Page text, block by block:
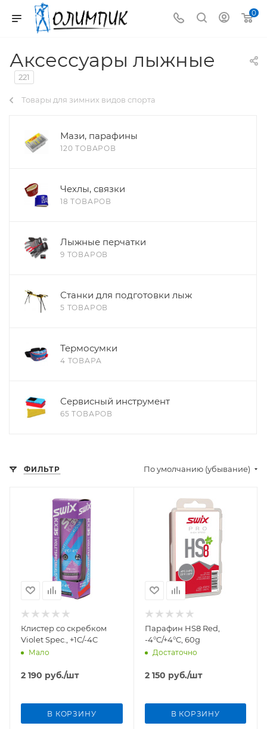
0
Аксессуары лыжные
221
Товары для зимних видов спорта
Мази, парафины
120 ТОВАРОВ
Чехлы, связки
18 ТОВАРОВ
Лыжные перчатки
9 ТОВАРОВ
Станки для подготовки лыж
5 ТОВАРОВ
Термосумки
4 ТОВАРА
Сервисный инструмент
65 ТОВАРОВ
ФИЛЬТР По умолчанию (убывание)
Клистер со скребком
Violet Spec., +1C/-4C
Мало
2 190 руб./шт
В КОРЗИНУ
Парафин HS8 Red,
-4°C/+4°C, 60g
Достаточно
2 150 руб./шт
В КОРЗИНУ